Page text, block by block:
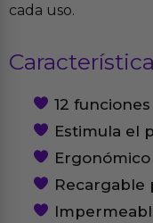
cada uso.
12
Estimula el
Ergonómico
Recargable